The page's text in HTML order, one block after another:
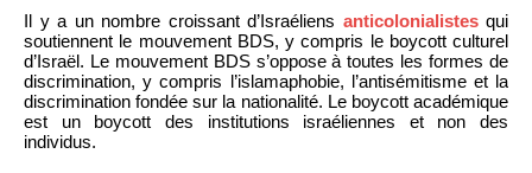
Il y a un nombre croissant d’Israéliens anticolonialistesqui
soutiennent le mouvement BDS, y compris le boycott culturel
d’Israël. Le mouvement BDS s’oppose à toutes les formes de
discrimination, y compris l’islamaphobie, l’antisémitisme et la
discrimination fondée sur la nationalité. Le boycott académique
est un boycott des institutions israéliennes et non des
individus.